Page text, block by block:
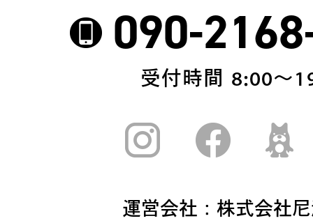
090-
受付時間 8:00〜
運営会社：株式会社